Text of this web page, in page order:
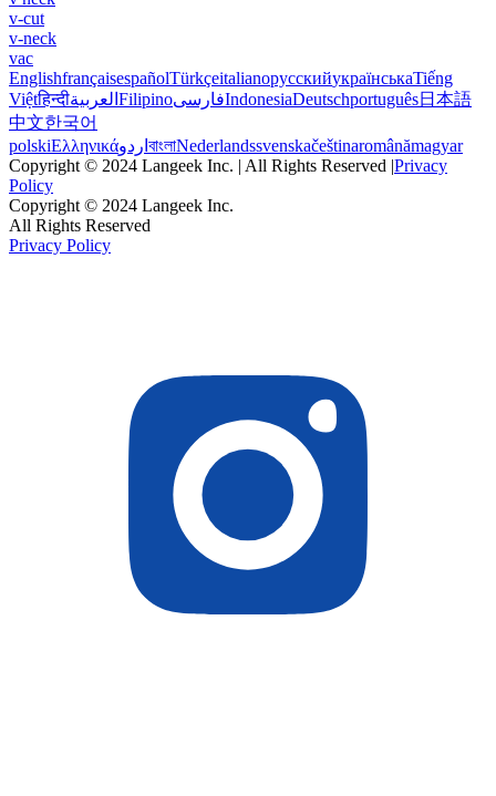
v-cut
v-neck
vac
EnglishfrançaisespañolTürkçeitalianoрусскийукраїнськаTiếng
Việtहिन्दीالعربية FilipinoفارسیIndonesiaDeutschportuguês日本語
中文한국어
polskiΕλληνικάاردو বাংলাNederlandssvenskačeštinaromânămagyar
Copyright © 2024 Langeek Inc. | All Rights Reserved |Privacy
Policy
Copyright © 2024 Langeek Inc.
All Rights Reserved
Privacy Policy